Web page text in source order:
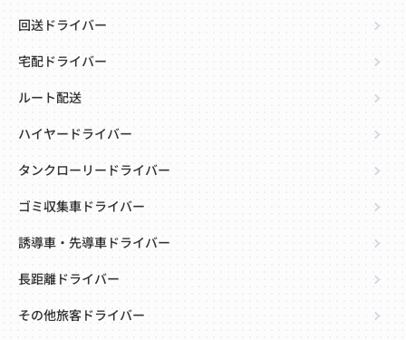
回送ドライバー
宅配ドライバー
ルート配送
ハイヤードライバー
タンクローリードライバー
ゴミ収集車ドライバー
誘導車・先導車ドライバー
長距離ドライバー
その他旅客ドライバー